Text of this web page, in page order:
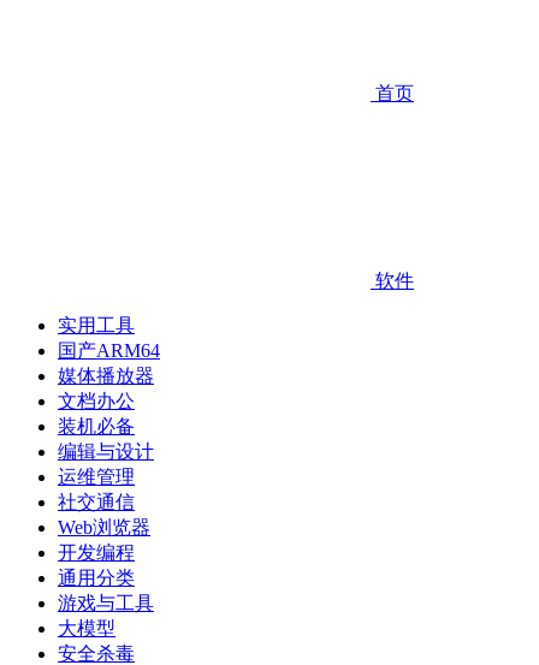
首页
软件
实用工具
国产ARM64
媒体播放器
文档办公
装机必备
编辑与设计
运维管理
社交通信
Web浏览器
开发编程
通用分类
游戏与工具
大模型
安全杀毒